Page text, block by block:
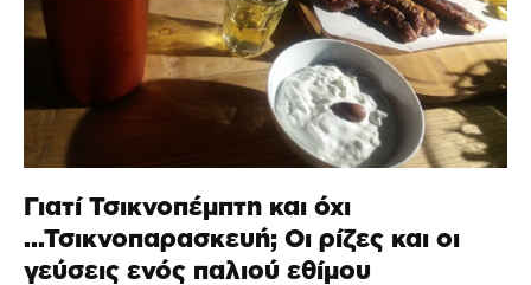
Γιατί Τσικνοπέμπτη και όχι
...Τσικνοπαρασκευή; Οι ρίζες και οι
γεύσεις ενός παλιού εθίμου